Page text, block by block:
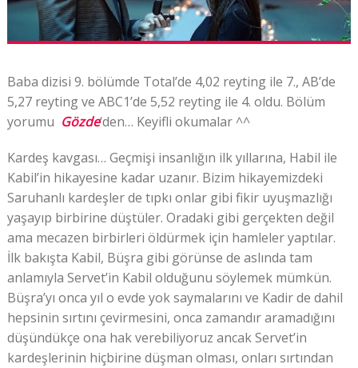
Baba dizisi 9. bölümde Total’de 4,02 reyting ile 7., AB’de
5,27 reyting ve ABC1’de 5,52 reyting ile 4. oldu. Bölüm
yorumu Gözde‘den… Keyifli okumalar ^^
Kardeş kavgası… Geçmişi insanlığın ilk yıllarına, Habil ile
Kabil’in hikayesine kadar uzanır. Bizim hikayemizdeki
Saruhanlı kardeşler de tıpkı onlar gibi fikir uyuşmazlığı
yaşayıp birbirine düştüler. Oradaki gibi gerçekten değil
ama mecazen birbirleri öldürmek için hamleler yaptılar.
İlk bakışta Kabil, Büşra gibi görünse de aslında tam
anlamıyla Servet’in Kabil olduğunu söylemek mümkün.
Büşra’yı onca yıl o evde yok saymalarını ve Kadir de dahil
hepsinin sırtını çevirmesini, onca zamandır aramadığını
düşündükçe ona hak verebiliyoruz ancak Servet’in
kardeşlerinin hiçbirine düşman olması, onları sırtından